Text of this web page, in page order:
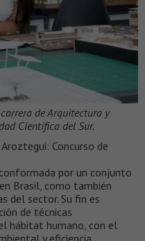
de Arquitectura y
Científica del Sur.
Concurso de
por un conjunto
Brasil, como también
del sector. Su fin es
de técnicas
hábitat humano, con el